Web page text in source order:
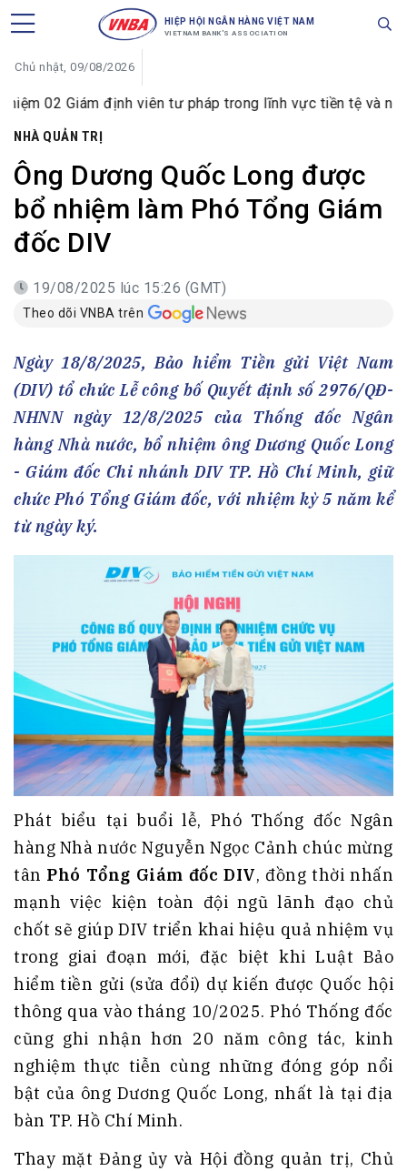
HIỆP HỘI NGÂN HÀNG VIỆT NAM
VIETNAM BANK'S ASSOCIATION
Chủ nhật, 09/08/2026
Giám định viên tư pháp trong lĩnh vực tiền tệ và ngân hàng
NHÀ QUẢN TRỊ
Ông Dương Quốc Long được
bổ nhiệm làm Phó Tổng Giám
đốc DIV
19/08/2025 lúc 15:26 (GMT)
Theo dõi VNBA trên
Ngày 18/8/2025, Bảo hiểm Tiền gửi Việt Nam
(DIV) tổ chức Lễ công bố Quyết định số 2976/QĐ-
NHNN ngày 12/8/2025 của Thống đốc Ngân
hàng Nhà nước, bổ nhiệm ông Dương Quốc Long
- Giám đốc Chi nhánh DIV TP. Hồ Chí Minh, giữ
chức Phó Tổng Giám đốc, với nhiệm kỳ 5 năm kể
từ ngày ký.
Phát biểu tại buổi lễ, Phó Thống đốc Ngân
hàng Nhà nước Nguyễn Ngọc Cảnh chúc mừng
tân Phó Tổng Giám đốc DIV, đồng thời nhấn
mạnh việc kiện toàn đội ngũ lãnh đạo chủ
chốt sẽ giúp DIV triển khai hiệu quả nhiệm vụ
trong giai đoạn mới, đặc biệt khi Luật Bảo
hiểm tiền gửi (sửa đổi) dự kiến được Quốc hội
thông qua vào tháng 10/2025. Phó Thống đốc
cũng ghi nhận hơn 20 năm công tác, kinh
nghiệm thực tiễn cùng những đóng góp nổi
bật của ông Dương Quốc Long, nhất là tại địa
bàn TP. Hồ Chí Minh.
Thay mặt Đảng ủy và Hội đồng quản trị, Chủ